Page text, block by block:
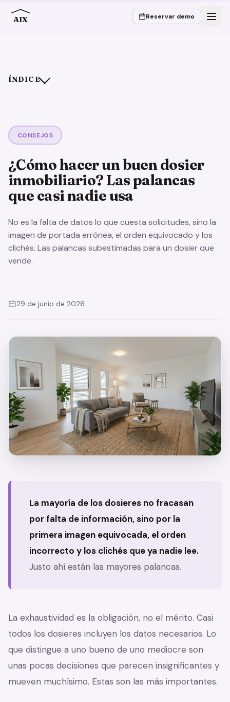
AIX Reservar demo
ÍNDICE
Las imágenes narran, no enumeran
Tres palancas que casi nadie usa de forma consciente
Los clichés cuestan confianza, lo concreto la genera
Más imágenes no es mejor
Recomendado
Las palancas de un vistazo
Conclusión
CONSEJOS
¿Cómo hacer un buen dosier
inmobiliario? Las palancas
que casi nadie usa
No es la falta de datos lo que cuesta solicitudes, sino la
imagen de portada errónea, el orden equivocado y los
clichés. Las palancas subestimadas para un dosier que
vende.
29 de junio de 2026
La mayoría de los dosieres no fracasan
por falta de información, sino por la
primera imagen equivocada, el orden
incorrecto y los clichés que ya nadie lee.
Justo ahí están las mayores palancas.
La exhaustividad es la obligación, no el mérito. Casi
todos los dosieres incluyen los datos necesarios. Lo
que distingue a uno bueno de uno mediocre son
unas pocas decisiones que parecen insignificantes y
mueven muchísimo. Estas son las más importantes.